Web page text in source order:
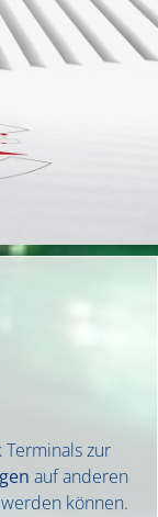
zur
auf anderen
können.